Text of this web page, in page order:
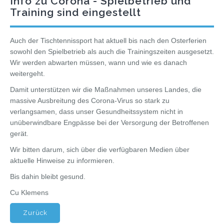
Training sind eingestellt
Auch der Tischtennissport hat aktuell bis nach den Osterferien
sowohl den Spielbetrieb als auch die Trainingszeiten ausgesetzt.
Wir werden abwarten müssen, wann und wie es danach
weitergeht.
Damit unterstützen wir die Maßnahmen unseres Landes, die
massive Ausbreitung des Corona-Virus so stark zu
verlangsamen, dass unser Gesundheitssystem nicht in
unüberwindbare Engpässe bei der Versorgung der Betroffenen
gerät.
Wir bitten darum, sich über die verfügbaren Medien über
aktuelle Hinweise zu informieren.
Bis dahin bleibt gesund.
Cu Klemens
Zurück